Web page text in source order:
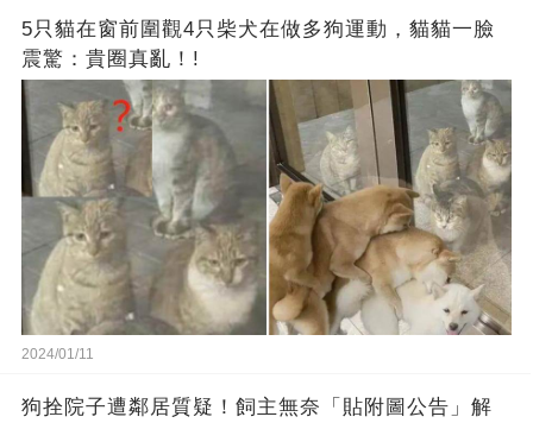
5只貓在窗前圍觀4只柴犬在做多狗運動，貓貓一臉
震驚：貴圈真亂！!
2024/01/11
狗拴院子遭鄰居質疑！飼主無奈「貼附圖公告」解